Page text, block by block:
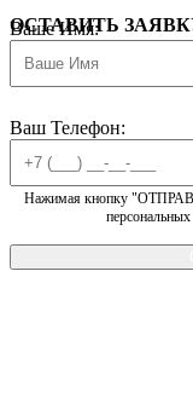
ОСТАВИТЬ
Ваше Имя:
Ваш Телефон:
Нажимая кнопку